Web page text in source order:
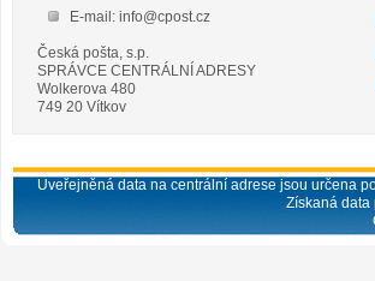
E-mail: info@cpost.cz
Česká pošta, s.p.
SPRÁVCE CENTRÁLNÍ ADRESY
Wolkerova 480
749 20 Vítkov
Uveřejněná data na centrální adrese jsou určena
Získaná data